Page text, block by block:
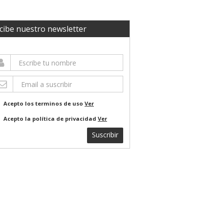
nuestro newsletter
Acepto los terminos de uso Ver
Acepto la política de privacidad Ver
Suscribir